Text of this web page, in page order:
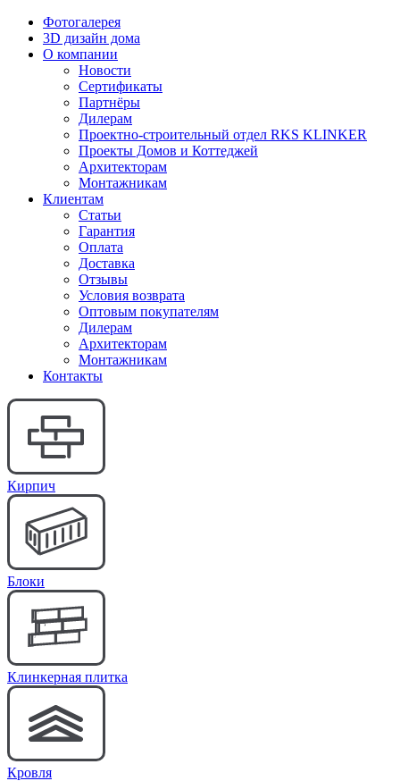
Фотогалерея
3D дизайн дома
О компании
Новости
Сертификаты
Партнёры
Дилерам
Проектно-строительный отдел RKS KLINKER
Проекты Домов и Коттеджей
Архитекторам
Монтажникам
Клиентам
Статьи
Гарантия
Оплата
Доставка
Отзывы
Условия возврата
Оптовым покупателям
Дилерам
Архитекторам
Монтажникам
Контакты
Кирпич
Блоки
Клинкерная плитка
Кровля